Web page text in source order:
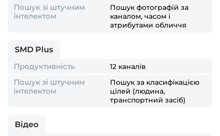
Пошук зі штучним
інтелектом
Пошук фотографій за
каналом, часом і
атрибутами обличчя
SMD Plus
Продуктивність
12 каналів
Пошук зі штучним
інтелектом
Пошук за класифікацією
цілей (людина,
транспортний засіб)
Відео